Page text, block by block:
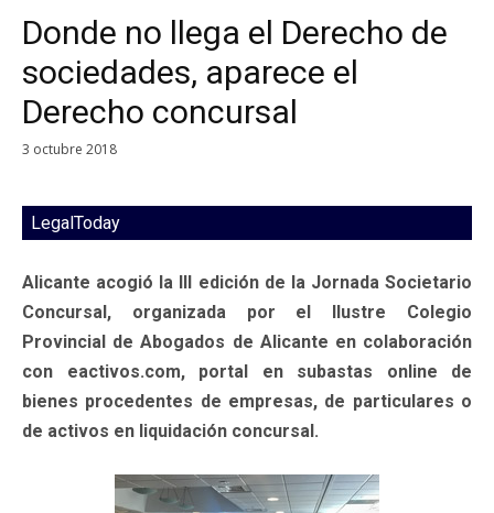
Donde no llega el Derecho de
sociedades, aparece el
Derecho concursal
3 octubre 2018
LegalToday
Alicante acogió la III edición de la Jornada Societario
Concursal, organizada por el Ilustre Colegio
Provincial de Abogados de Alicante en colaboración
con eactivos.com, portal en subastas online de
bienes procedentes de empresas, de particulares o
de activos en liquidación concursal.